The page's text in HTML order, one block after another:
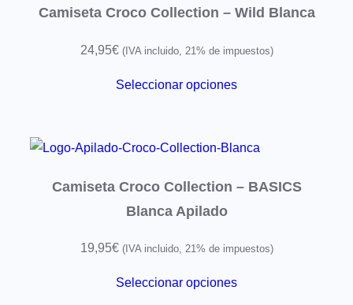
Camiseta Croco Collection – Wild Blanca
24,95€ (IVA incluido, 21% de impuestos)
Seleccionar opciones
Camiseta Croco Collection – BASICS
Blanca Apilado
19,95€ (IVA incluido, 21% de impuestos)
Seleccionar opciones